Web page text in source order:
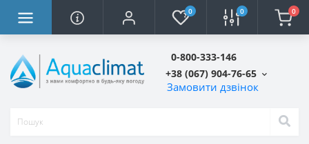
0 0 0
0-800-333-146
+38 (067) 904-76-65
Замовити дзвінок